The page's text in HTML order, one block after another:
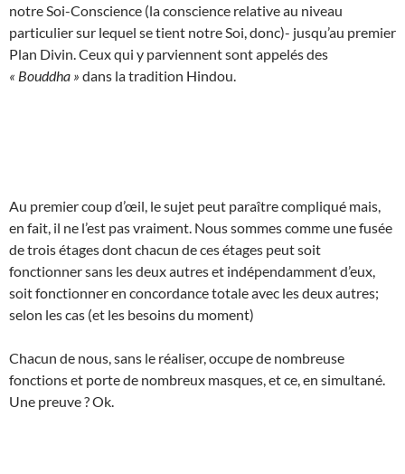
notre Soi-Conscience (la conscience relative au niveau
particulier sur lequel se tient notre Soi, donc)- jusqu’au premier
Plan Divin. Ceux qui y parviennent sont appelés des
« Bouddha » dans la tradition Hindou.
Au premier coup d’œil, le sujet peut paraître compliqué mais,
en fait, il ne l’est pas vraiment. Nous sommes comme une fusée
de trois étages dont chacun de ces étages peut soit
fonctionner sans les deux autres et indépendamment d’eux,
soit fonctionner en concordance totale avec les deux autres;
selon les cas (et les besoins du moment)
Chacun de nous, sans le réaliser, occupe de nombreuse
fonctions et porte de nombreux masques, et ce, en simultané.
Une preuve ? Ok.